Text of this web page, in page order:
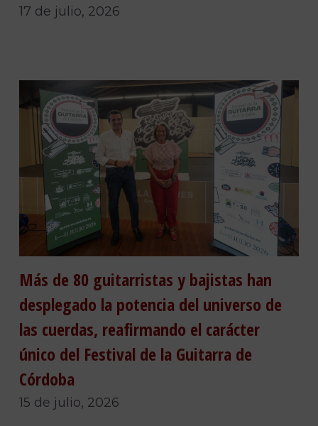
17 de julio, 2026
Más de 80 guitarristas y bajistas han
desplegado la potencia del universo de
las cuerdas, reafirmando el carácter
único del Festival de la Guitarra de
Córdoba
15 de julio, 2026